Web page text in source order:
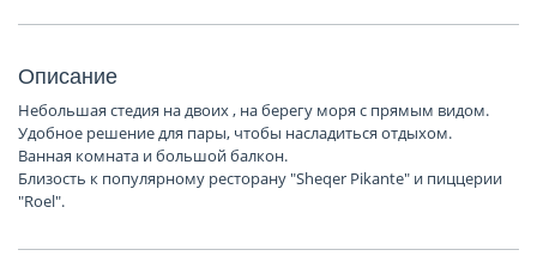
Описание
Небольшая стeдия на двоих , на берегу моря с прямым видом.
Удобное решение для пары, чтобы насладиться отдыхом.
Ванная комната и большой балкон.
Близость к популярному ресторану "Sheqer Pikante" и пиццерии
"Roel".